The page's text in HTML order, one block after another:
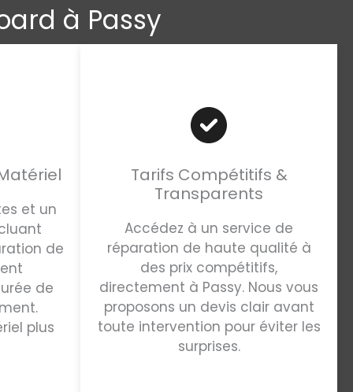
à Passy
et un
de
de
plus
Tarifs Compétitifs &
Transparents
Accédez à un service de
réparation de haute qualité à
des prix compétitifs,
directement à Passy. Nous vous
proposons un devis clair avant
toute intervention pour éviter les
surprises.